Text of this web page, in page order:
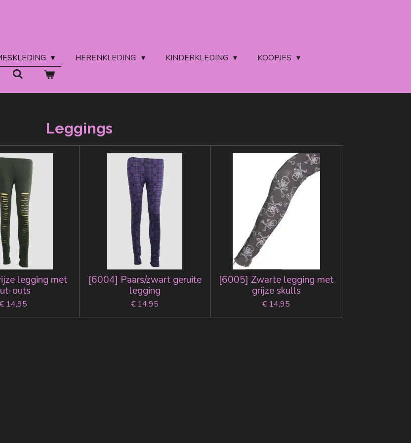
HERENKLEDING KINDERKLEDING
KOOPJES
Leggings
legging met
outs
€ 14,95
[6004] Paars/zwart geruite
legging
€ 14,95
[6005] Zwarte legging met
grijze skulls
€ 14,95